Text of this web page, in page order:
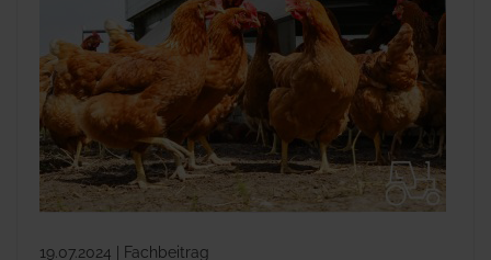
19.07.2024 | Fachbeitrag